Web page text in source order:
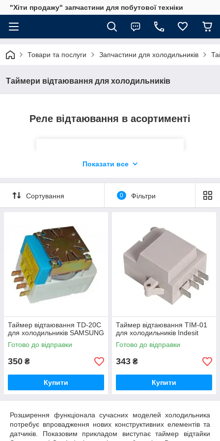
"Хіти продажу" запчастини для побутової техніки
Товари та послуги Запчастини для холодильників
Таймери відтаювання для холодильників
Реле відтаювання в асортименті
модельним рядом бренду. Товар має
тривалу гарантію і нульову історію
повинен бути встановлений тільки
Електронний таймер відтаювання ТЕУ-01-2
бренду. Товар має тривалу гарантію і нульову історію
повернень. Таймер розморожування повинен бути
встановлений тільки сертифікованим майстром.
Реле часу, що використовується в різних
моделях холодильників SAMSUNG.
Висока якість, доступна вартість. Швидка
відправка відразу після оформлення
Показати все
Сортування 0 Фільтри
Таймер відтаювання TD-20C
для холодильників SAMSUNG
Готово до відправки
350 ₴
Купити
Таймер відтаювання ТІМ-01
для холодильників Indesit
Готово до відправки
343 ₴
Купити
Розширення функціонала сучасних моделей холодильника
потребує впровадження нових конструктивних елементів та
датчиків. Показовим прикладом виступає таймер відтайки